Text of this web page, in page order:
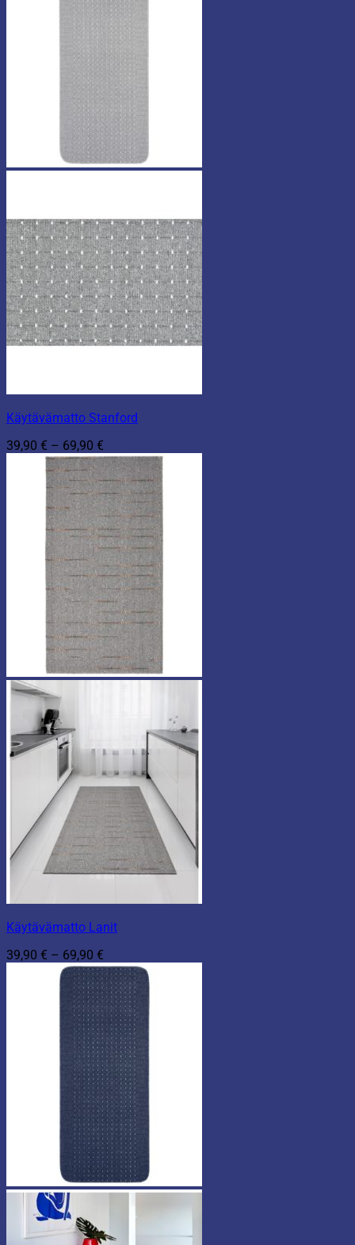
Käytävämatto Stanford
39,90 € – 69,90 €
39,90 €
69,90 €
Käytävämatto Lanit
39,90 € – 69,90 €
39,90 €
-
69,90 €